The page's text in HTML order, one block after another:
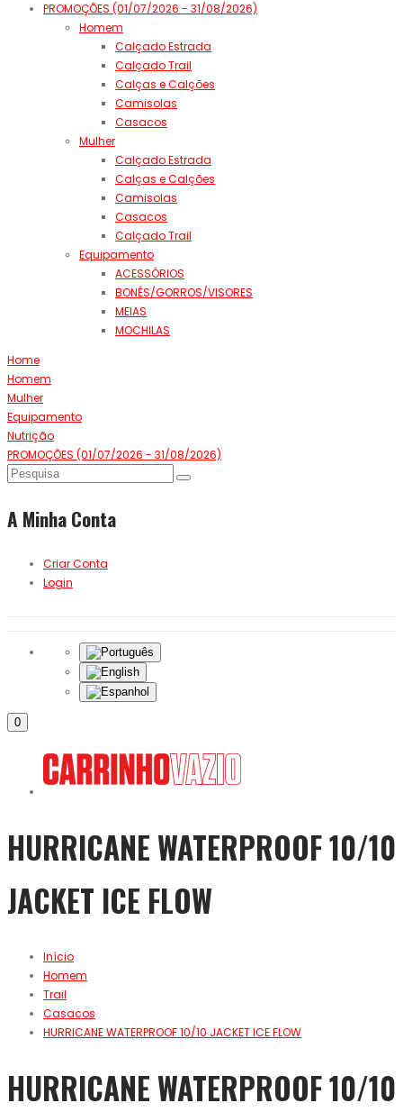
PROMOÇÕES (01/07/2026 - 31/08/2026)
Homem
Calçado Estrada
Calçado Trail
Calças e Calções
Camisolas
Casacos
Mulher
Calçado Estrada
Calças e Calções
Camisolas
Casacos
Calçado Trail
Equipamento
ACESSÓRIOS
BONÉS/GORROS/VISORES
MEIAS
MOCHILAS
Home
Homem
Mulher
Equipamento
Nutrição
PROMOÇÕES (01/07/2026 - 31/08/2026)
A Minha Conta
Criar Conta
Login
0
HURRICANE WATERPROOF 10/10
JACKET ICE FLOW
Início
Homem
Trail
Casacos
HURRICANE WATERPROOF 10/10 JACKET ICE FLOW
HURRICANE WATERPROOF 10/10